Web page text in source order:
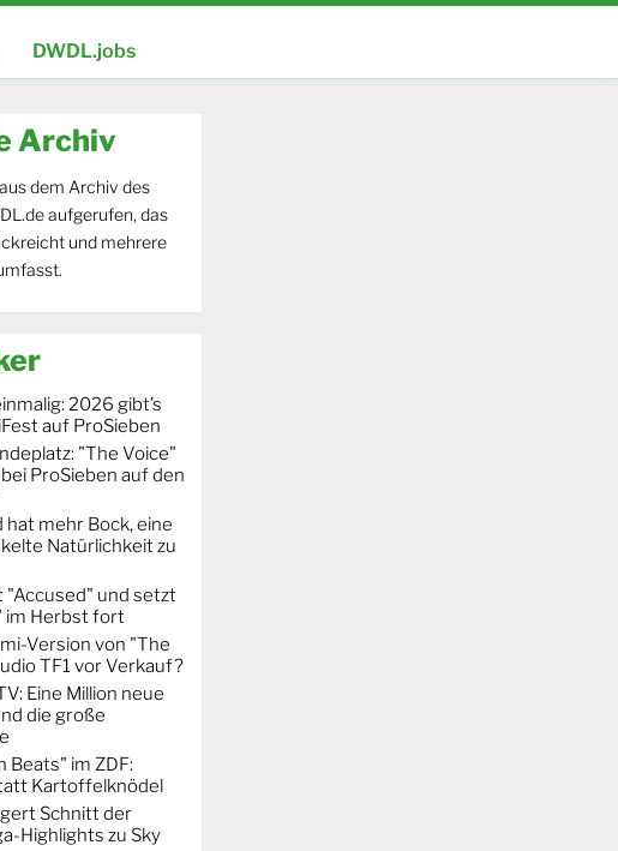
DWDL.jobs
Archiv
dem Archiv des
aufgerufen, das
und mehrere
2026 gibt’s
auf ProSieben
"The Voice"
ProSieben auf den
hat mehr Bock, eine
Natürlichkeit zu
"Accused" und setzt
im Herbst fort
Version von "The
TF1 vor Verkauf?
Eine Million neue
die große
Beats" im ZDF:
Kartoffelknödel
Schnitt der
Highlights zu Sky